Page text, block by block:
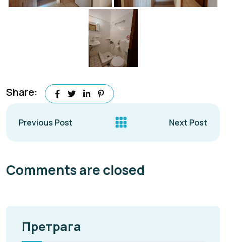
Share:
Previous Post Next Post
Comments are closed
Претрага